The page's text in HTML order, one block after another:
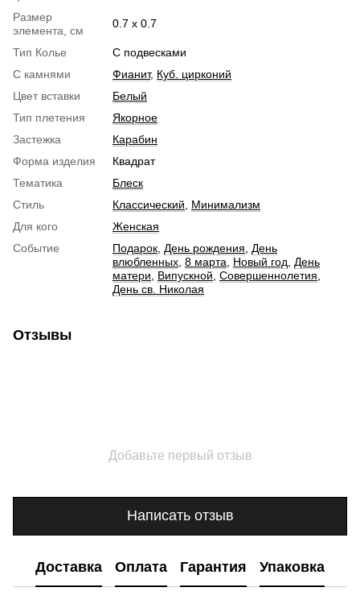
Размер
элемента, см
0.7 х 0.7
Тип Колье
С подвесками
С камнями
Фианит, Куб. цирконий
Цвет вставки
Белый
Тип плетения
Якорное
Застежка
Карабин
Форма изделия
Квадрат
Тематика
Блеск
Стиль
Классический
Минимализм
Для кого
Женская
Событие
Подарок День рождения
День
влюбленных 8 марта Новый год
День
матери
Випускной Совершеннолетия
День св. Николая
Отзывы
Добавьте первый отзыв
Написать отзыв
Доставка Оплата Гарантия Упаковка